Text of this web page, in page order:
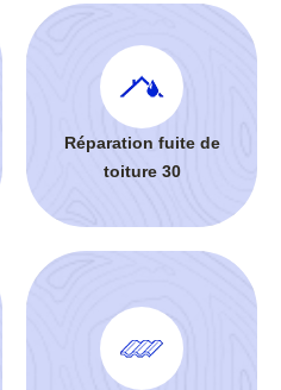
Réparation fuite de
toiture 30